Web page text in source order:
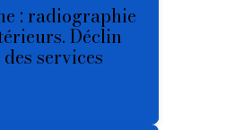
: radiographie
Déclin
services